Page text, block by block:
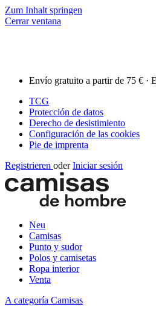
Zum Inhalt springen
Cerrar ventana
Envío gratuito a partir de 75 € ·
TCG
Protección de datos
Derecho de desistimiento
Configuración de las cookies
Pie de imprenta
Registrieren oder Iniciar sesión
Neu
Camisas
Punto y sudor
Polos y camisetas
Ropa interior
Venta
A categoría Camisas